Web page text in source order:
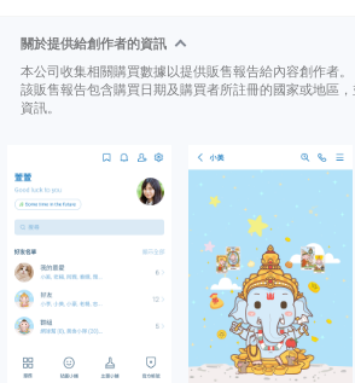
關於提供給創作者的資訊
本公司收集相關購買數據以提供販售報告給內容創作者。
該販售報告包含購買日期及購買者所註冊的國家或地區
資訊。